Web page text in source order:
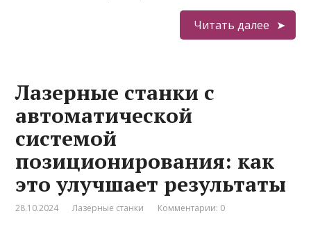
Читать далее
Лазерные станки с
автоматической
системой
позиционирования: как
это улучшает результаты
28.10.2024 Лазерные станки Комментарии: 0